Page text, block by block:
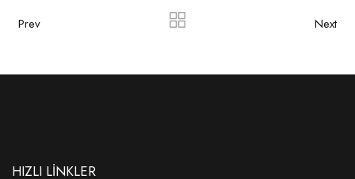
Prev Next
HIZLI LİNKLER